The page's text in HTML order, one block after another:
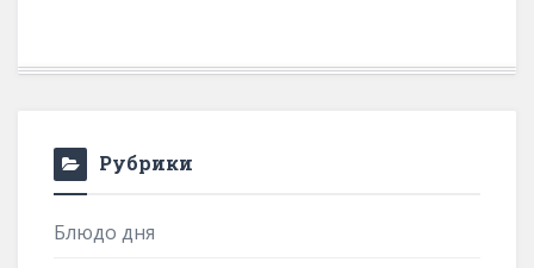
Рубрики
Блюдо дня